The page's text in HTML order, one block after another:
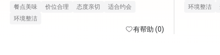
餐点美味 价位合理 态度亲切
适合约会
环境整洁
有帮助 (0)
环境整洁